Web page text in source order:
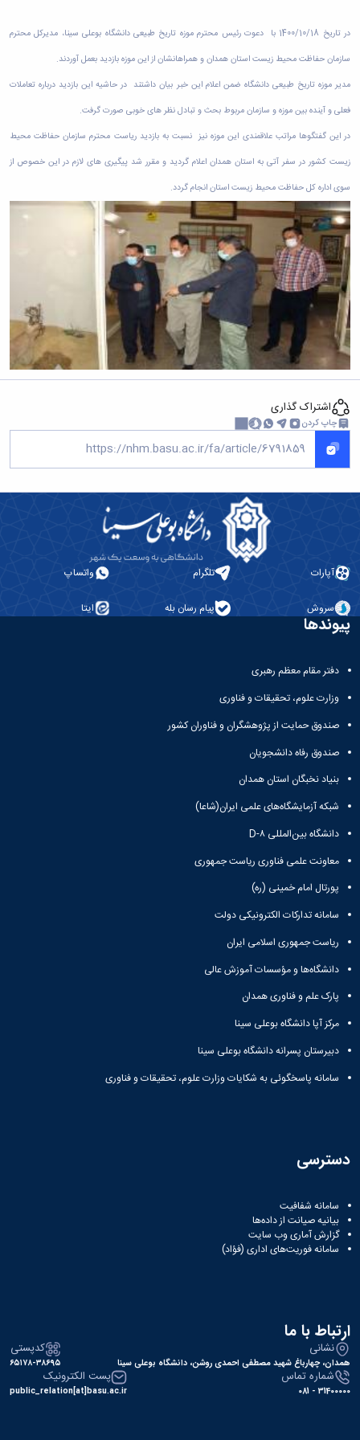
در تاریخ 1400/10/18 با دعوت رئیس محترم موزه تاریخ طبیعی دانشگاه بوعلی سینا، مدیرکل محترم
سازمان حفاظت محیط زیست استان همدان و همراهانشان از این موزه بازدید بعمل آوردند.
مدیر موزه تاریخ طبیعی دانشگاه ضمن اعلام این خبر بیان داشتند در حاشیه این بازدید درباره تعاملات
فعلی و آینده بین موزه و سازمان مربوط بحث و تبادل نظر های خوبی صورت گرفت.
در این گفتگوها مراتب علاقمندی این موزه نیز نسبت به بازدید ریاست محترم سازمان حفاظت محیط
زیست کشور در سفر آتی به استان همدان اعلام گردید و مقرر شد پیگیری های لازم در این خصوص از
سوی اداره کل حفاظت محیط زیست استان انجام گردد.
اشتراک گذاری
چاپ کردن
آپارات تلگرام واتساپ
سروش پیام رسان بله ایتا
پیوندها
دفتر مقام معظم رهبری
وزارت علوم، تحقیقات و فناوری
صندوق حمایت از پژوهشگران و فناوران کشور
صندوق رفاه دانشجویان
بنیاد نخبگان استان همدان
شبکه آزمایشگاه‌های علمی ایران(شاعا)
دانشگاه بین‌المللی D-۸
معاونت علمی فناوری ریاست جمهوری
پورتال امام خمینی (ره)
سامانه تدارکات الکترونیکی دولت
ریاست جمهوری اسلامی ایران
دانشگاه‌ها و مؤسسات آموزش عالی
پارک علم و فناوری همدان
مرکز آپا دانشگاه بوعلی سینا
دبیرستان پسرانه دانشگاه بوعلی سینا
سامانه پاسخگوئی به شکایات وزارت علوم، تحقیقات و فناوری
دسترسی
سامانه شفافیت
بیانیه صیانت از داده‌ها
گزارش آماری وب‌ سایت
سامانه فوریت‌های اداری (فؤاد)
ارتباط با ما
نشانی
همدان، چهارباغ شهید مصطفی احمدی روشن، دانشگاه بوعلی سینا
کدپستی
۶۵۱۷۸-۳۸۶۹۵
شماره تماس
31400000 - 081
پست الکترونیک
public_relation[at]basu.ac.ir